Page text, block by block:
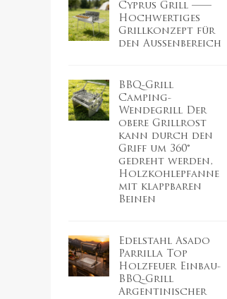
Cyprus Grill ——
Hochwertiges
Grillkonzept für
den Außenbereich
BBQ-Grill
Camping-
Wendegrill Der
obere Grillrost
kann durch den
Griff um 360°
gedreht werden,
Holzkohlepfanne
mit klappbaren
Beinen
Edelstahl Asado
Parrilla Top
Holzfeuer Einbau-
BBQ-Grill
Argentinischer